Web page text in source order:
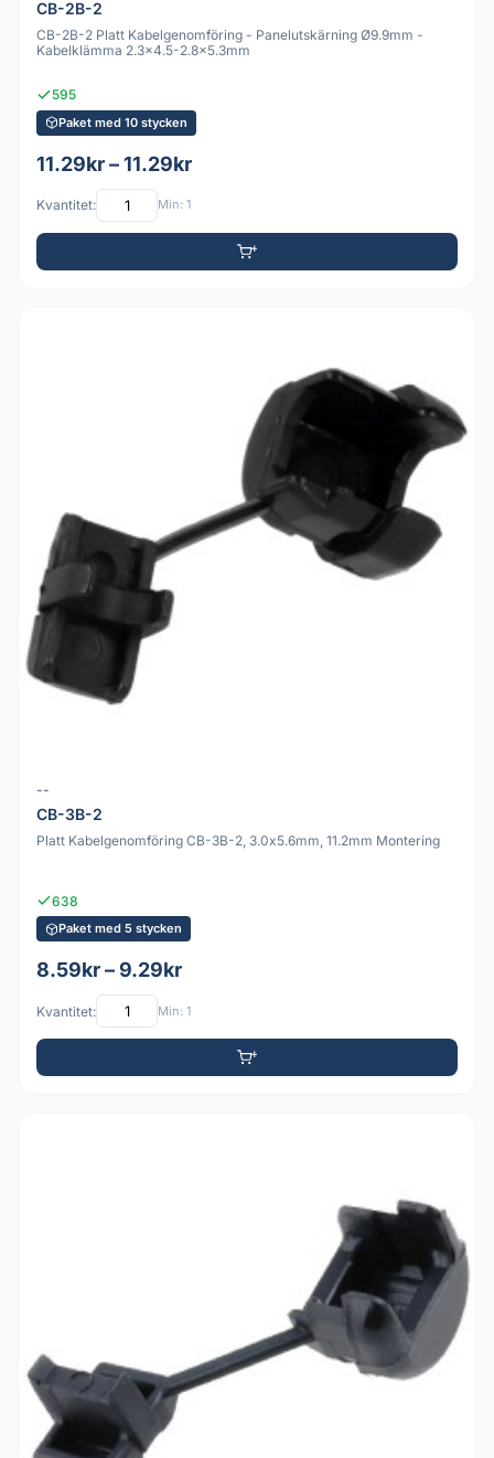
CB-2B-2
CB-2B-2 Platt Kabelgenomföring - Panelutskärning Ø9.9mm -
Kabelklämma 2.3x4.5-2.8x5.3mm
595
Paket med 10 stycken
11.29kr – 11.29kr
Kvantitet: Min: 1
--
CB-3B-2
Platt Kabelgenomföring CB-3B-2, 3.0x5.6mm, 11.2mm Montering
638
Paket med 5 stycken
8.59kr – 9.29kr
Kvantitet: Min: 1